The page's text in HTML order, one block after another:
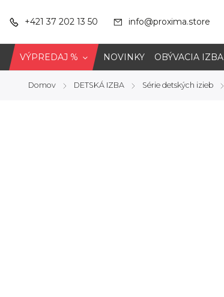
+421 37 202 13 50 info@proxima.store
VÝPREDAJ % NOVINKY OBÝVACIA IZBA
Domov / DETSKÁ IZBA / Série detských izieb /